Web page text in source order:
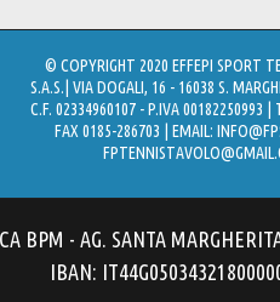
© COPYRIGHT 2020 EFFEPI SPORT
S.A.S.| VIA DOGALI, 16 - 16038 S.
C.F. 02334960107 - P.IVA 00182250993 |
FAX 0185-286703 | EMAIL:
BPM - AG. SANTA
IBAN: